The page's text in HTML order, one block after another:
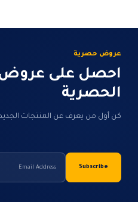
عروض حصرية
احصل على عروض
الحصرية
كن أول من يعرف عن المنتجات